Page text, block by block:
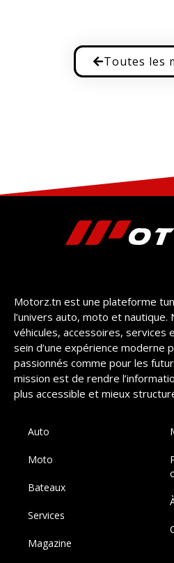
Toutes les
Motorz.tn est une plateforme
l’univers auto, moto et nautique.
véhicules, accessoires, services
sein d’une expérience moderne
passionnés comme pour les
mission est de rendre
plus accessible et mieux
Auto
Moto
Bateaux
Services
Magazine